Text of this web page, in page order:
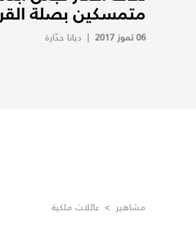
متمسكين بصلة
06 تموز 2017 | ديانا حدّارة
مشاهير > عائلات ملكية